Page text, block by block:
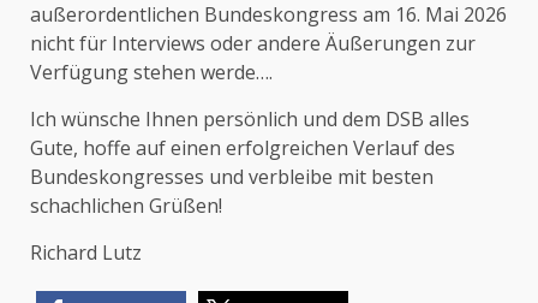
außerordentlichen Bundeskongress am 16. Mai 2026
nicht für Interviews oder andere Äußerungen zur
Verfügung stehen werde….
Ich wünsche Ihnen persönlich und dem DSB alles
Gute, hoffe auf einen erfolgreichen Verlauf des
Bundeskongresses und verbleibe mit besten
schachlichen Grüßen!
Richard Lutz